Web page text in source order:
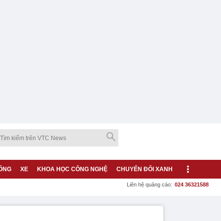
XE KHOA HỌC CÔNG NGHỆ CHUYỂN ĐỔI XANH
Liên hệ quảng cáo: 024 36321588